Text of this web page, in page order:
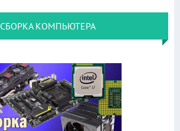
СБОРКА КОМПЬЮТЕРА